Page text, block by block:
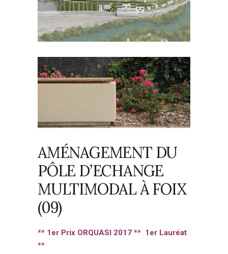
AMÉNAGEMENT DU
PÔLE D’ECHANGE
MULTIMODAL À FOIX
(09)
** 1er Prix ORQUASI 2017 ** 1er Lauréat
**